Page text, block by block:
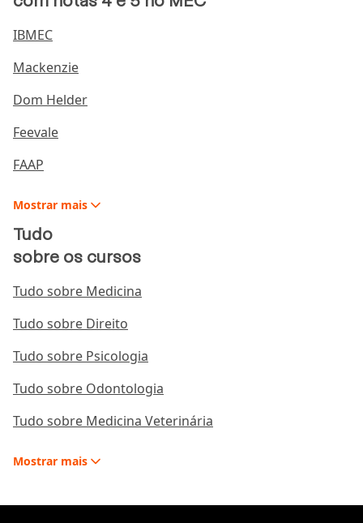
IBMEC
Mackenzie
Dom Helder
Feevale
FAAP
Mostrar mais
Tudo
sobre os cursos
Tudo sobre Medicina
Tudo sobre Direito
Tudo sobre Psicologia
Tudo sobre Odontologia
Tudo sobre Medicina Veterinária
Mostrar mais